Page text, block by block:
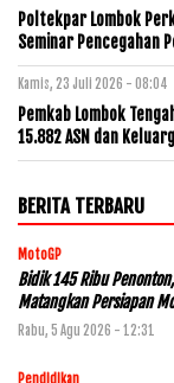
Poltekpar Lombok
Seminar Pencegahan
Kamis, 23 Juli 2026 - 08:04
Pemkab Lombok
15.882 ASN dan
BERITA TERBARU
MotoGP
Bidik 145 Ribu
Matangkan Persiapan
Rabu, 5 Agu 2026 - 12:31